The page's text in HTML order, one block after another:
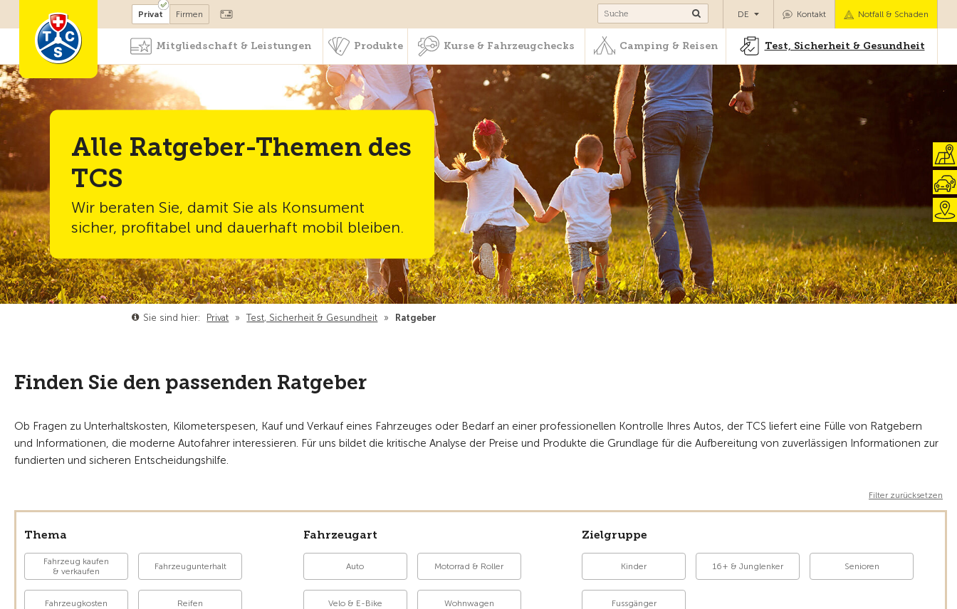
Mitglied werden Kurse & Fahrzeugchecks Camping & Reisen Test, Sicherheit & Gesundheit
Privat Firmen Kontakt Notfall & Schaden
DE
Mitgliedschaft & Leistungen Produkte Kurse & Fahrzeugchecks Camping & Reisen Test, Sicherheit & Gesundheit
Alle Ratgeber-Themen des
TCS
Wir beraten Sie, damit Sie als Konsument
sicher, profitabel und dauerhaft mobil bleiben.
Sie sind hier: Privat » Test, Sicherheit & Gesundheit » Ratgeber
Finden Sie den passenden Ratgeber
Ob Fragen zu Unterhaltskosten, Kilometerspesen, Kauf und Verkauf eines Fahrzeuges oder Bedarf an einer professionellen Kontrolle Ihres Autos, der TCS liefert eine Fülle von Ratgebern
und Informationen, die moderne Autofahrer interessieren. Für uns bildet die kritische Analyse der Preise und Produkte die Grundlage für die Aufbereitung von zuverlässigen Informationen zur
fundierten und sicheren Entscheidungshilfe.
Filter zurücksetzen
Thema
Fahrzeug kaufen
& verkaufen
Fahrzeugunterhalt
Fahrzeugkosten Reifen
Fahrzeugart
Auto Motorrad & Roller
Velo & E-Bike Wohnwagen
Zielgruppe
Kinder 16+ & Junglenker Senioren
Fussgänger